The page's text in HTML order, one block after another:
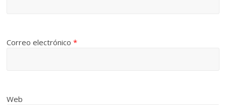
Correo electrónico*
Web